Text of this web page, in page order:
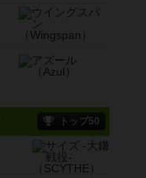
トップ50